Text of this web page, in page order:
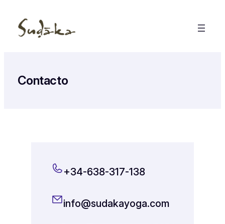
contenido
Contacto
+34-638-317-138
info@sudakayoga.com